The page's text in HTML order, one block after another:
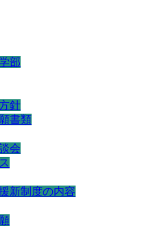
部
針
書類
会
新制度の内容